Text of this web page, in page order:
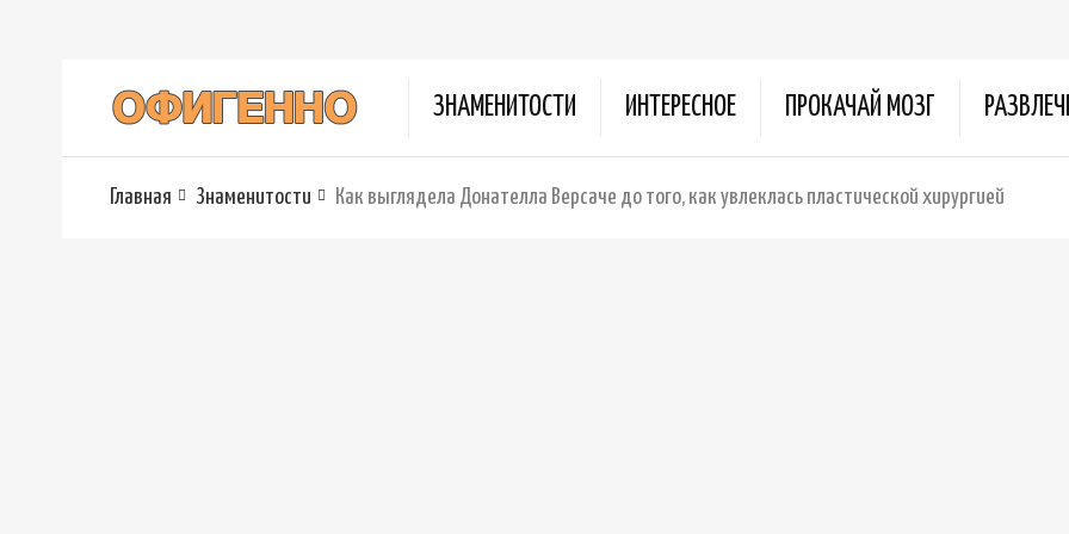
ЗНАМЕНИТОСТИ ИНТЕРЕСНОЕ ПРОКАЧАЙ МОЗГ
Главная Знаменитости Как выглядела Донателла Версаче до того, как увлеклась пластической хирургией